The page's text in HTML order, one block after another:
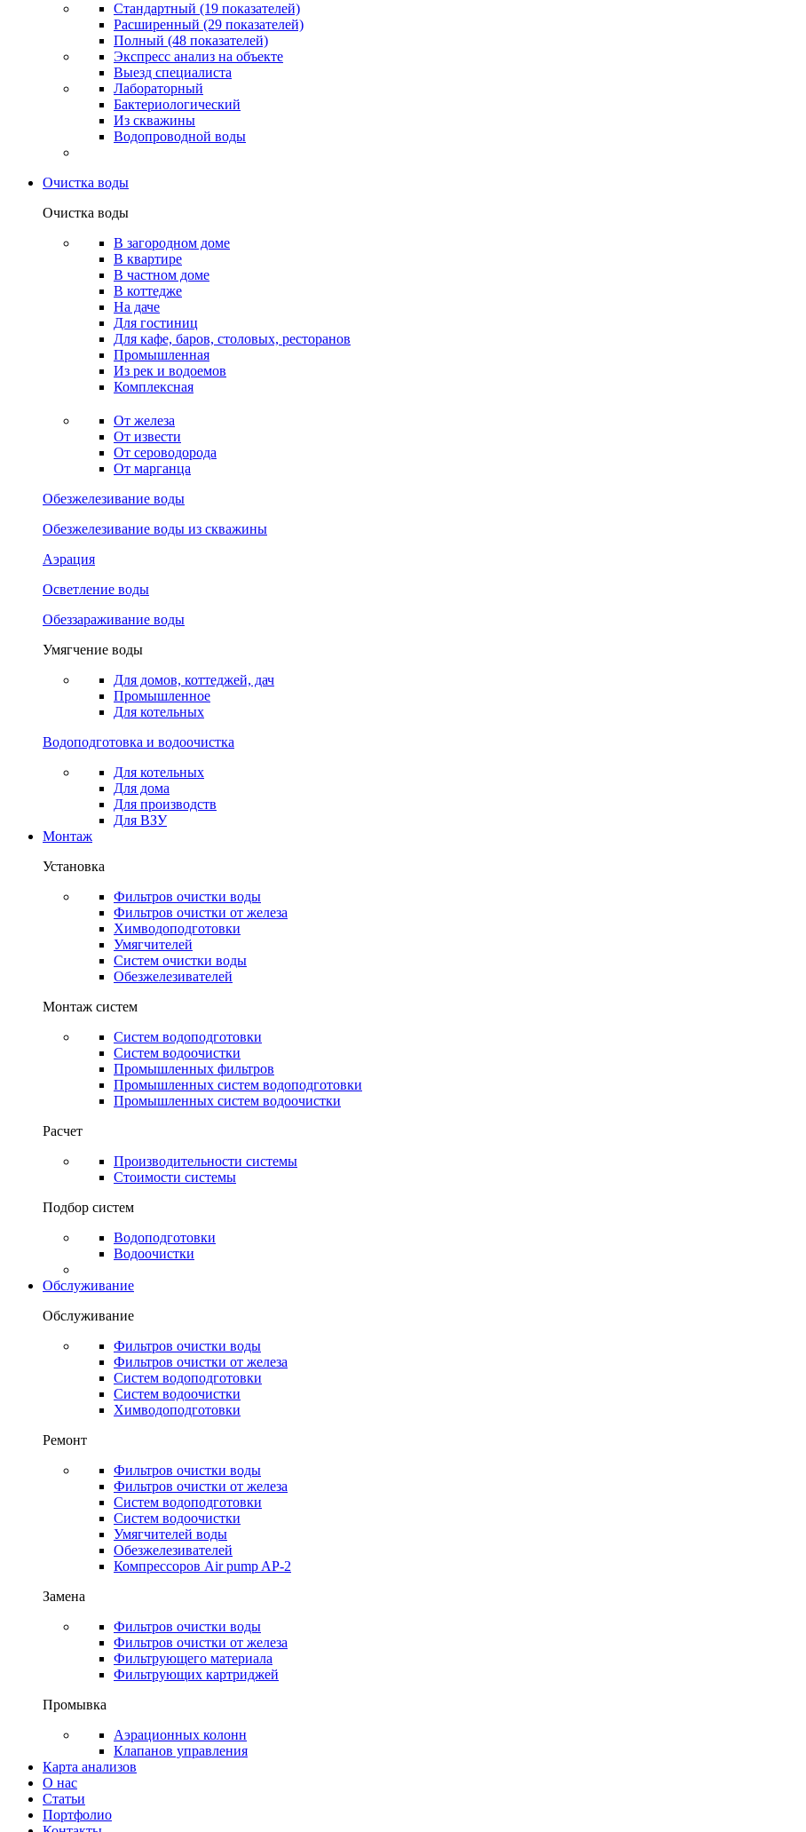
Стандартный (19 показателей)
Расширенный (29 показателей)
Полный (48 показателей)
Экспресс анализ на объекте
Выезд специалиста
Лабораторный
Бактериологический
Из скважины
Водопроводной воды
Очистка воды
Очистка воды
В загородном доме
В квартире
В частном доме
В коттедже
На даче
Для гостиниц
Для кафе, баров, столовых, ресторанов
Промышленная
Из рек и водоемов
Комплексная
От железа
От извести
От сероводорода
От марганца
Обезжелезивание воды
Обезжелезивание воды из скважины
Аэрация
Осветление воды
Обеззараживание воды
Умягчение воды
Для домов, коттеджей, дач
Промышленное
Для котельных
Водоподготовка и водоочистка
Для котельных
Для дома
Для производств
Для ВЗУ
Монтаж
Установка
Фильтров очистки воды
Фильтров очистки от железа
Химводоподготовки
Умягчителей
Систем очистки воды
Обезжелезивателей
Монтаж систем
Систем водоподготовки
Систем водоочистки
Промышленных фильтров
Промышленных систем водоподготовки
Промышленных систем водоочистки
Расчет
Производительности системы
Стоимости системы
Подбор систем
Водоподготовки
Водоочистки
Обслуживание
Обслуживание
Фильтров очистки воды
Фильтров очистки от железа
Систем водоподготовки
Систем водоочистки
Химводоподготовки
Ремонт
Фильтров очистки воды
Фильтров очистки от железа
Систем водоподготовки
Систем водоочистки
Умягчителей воды
Обезжелезивателей
Компрессоров Air pump AP-2
Замена
Фильтров очистки воды
Фильтров очистки от железа
Фильтрующего материала
Фильтрующих картриджей
Промывка
Аэрационных колонн
Клапанов управления
Карта анализов
О нас
Статьи
Портфолио